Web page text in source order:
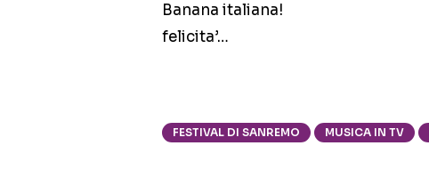
Banana italiana!
felicita’…
FESTIVAL DI SANREMO MUSICA IN TV